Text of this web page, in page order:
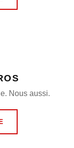
Nous aussi.